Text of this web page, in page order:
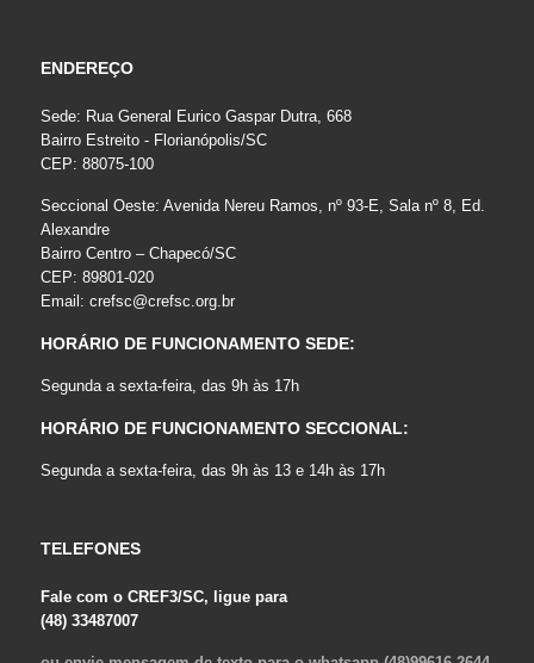
ENDEREÇO
Sede: Rua General Eurico Gaspar Dutra, 668
Bairro Estreito - Florianópolis/SC
CEP: 88075-100
Seccional Oeste: Avenida Nereu Ramos, nº 93-E, Sala nº 8, Ed.
Alexandre
Bairro Centro – Chapecó/SC
CEP: 89801-020
Email: crefsc@crefsc.org.br
HORÁRIO DE FUNCIONAMENTO SEDE:
Segunda a sexta-feira, das 9h às 17h
HORÁRIO DE FUNCIONAMENTO SECCIONAL:
Segunda a sexta-feira, das 9h às 13 e 14h às 17h
TELEFONES
Fale com o CREF3/SC, ligue para
(48) 33487007